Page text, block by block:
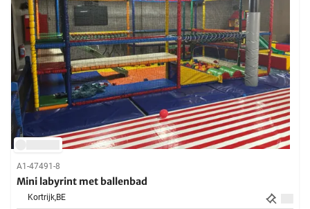
A1-47491-8
Mini labyrint met ballenbad
Kortrijk,BE